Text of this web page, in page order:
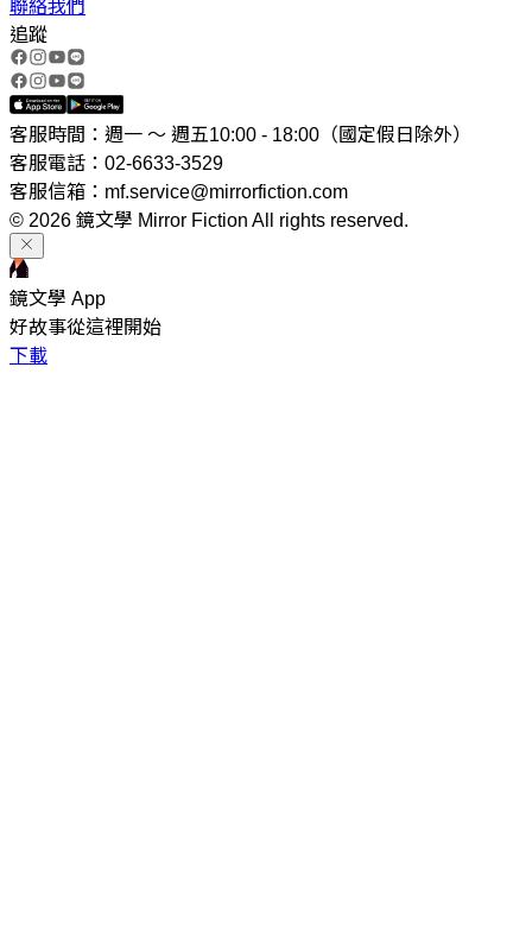
聯絡我們
追蹤
客服時間：週一 ～ 週五10:00 - 18:00（國定假日除外）
客服電話：02-6633-3529
客服信箱：mf.service@mirrorfiction.com
© 2026 鏡文學 Mirror Fiction All rights reserved.
鏡文學 App
好故事從這裡開始
下載